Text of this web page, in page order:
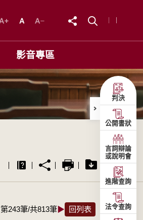
影音專區
第243筆/共813筆▶ 回列表
判決
公開書狀
言詞辯論
或說明會
進階查詢
法令查詢